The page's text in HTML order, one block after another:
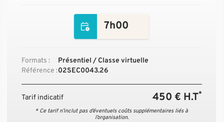
7h00
Formats :
Présentiel / Classe virtuelle
Référence :02SEC0043.26
Tarif indicatif 450 € H.T*
* Ce tarif n’inclut pas d’éventuels coûts supplémentaires liés à
l’organisation.